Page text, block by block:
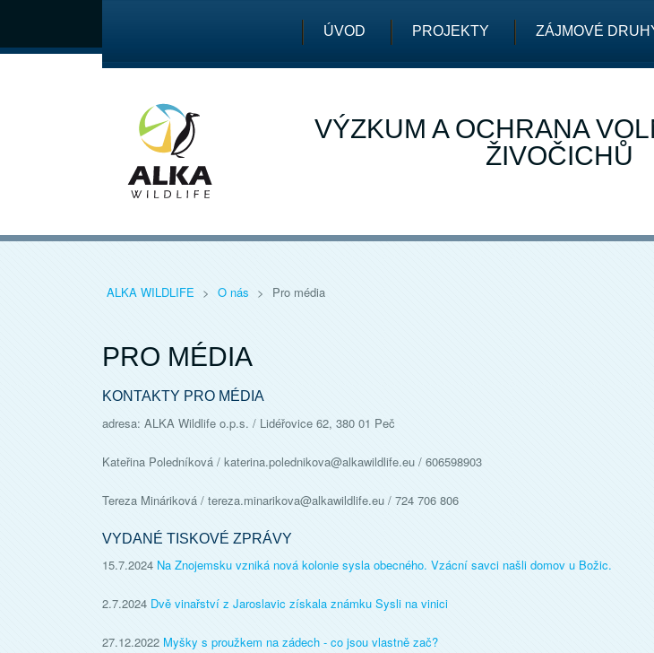
ÚVOD PROJEKTY ZÁJMOVÉ
VÝZKUM A OCHRANA
ŽIVOČICHŮ
ALKA WILDLIFE > O nás > Pro média
PRO MÉDIA
KONTAKTY PRO MÉDIA
adresa: ALKA Wildlife o.p.s. / Lidéřovice 62, 380 01 Peč
Kateřina Poledníková / katerina.polednikova@alkawildlife.eu / 606598903
Tereza Mináriková / tereza.minarikova@alkawildlife.eu / 724 706 806
VYDANÉ TISKOVÉ ZPRÁVY
15.7.2024 Na Znojemsku vzniká nová kolonie sysla obecného. Vzácní savci našli domov u Božic.
2.7.2024 Dvě vinařství z Jaroslavic získala známku Sysli na vinici
27.12.2022 Myšky s proužkem na zádech - co jsou vlastně zač?